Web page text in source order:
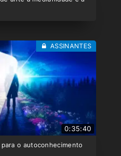
0:35:40
o autoconhecimento
ASSINANTES